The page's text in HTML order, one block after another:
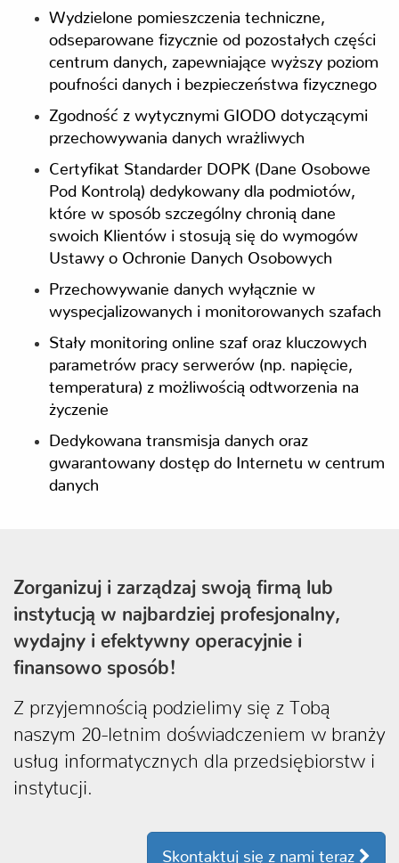
Wydzielone pomieszczenia techniczne,
odseparowane fizycznie od pozostałych części
centrum danych, zapewniające wyższy poziom
poufności danych i bezpieczeństwa fizycznego
Zgodność z wytycznymi GIODO dotyczącymi
przechowywania danych wrażliwych
Certyfikat Standarder DOPK (Dane Osobowe
Pod Kontrolą) dedykowany dla podmiotów,
które w sposób szczególny chronią dane
swoich Klientów i stosują się do wymogów
Ustawy o Ochronie Danych Osobowych
Przechowywanie danych wyłącznie w
wyspecjalizowanych i monitorowanych szafach
Stały monitoring online szaf oraz kluczowych
parametrów pracy serwerów (np. napięcie,
temperatura) z możliwością odtworzenia na
życzenie
Dedykowana transmisja danych oraz
gwarantowany dostęp do Internetu w centrum
danych
Zorganizuj i zarządzaj swoją firmą lub
instytucją w najbardziej profesjonalny,
wydajny i efektywny operacyjnie i
finansowo sposób!
Z przyjemnością podzielimy się z Tobą
naszym 20-letnim doświadczeniem w branży
usług informatycznych dla przedsiębiorstw i
instytucji.
Skontaktuj się z nami teraz